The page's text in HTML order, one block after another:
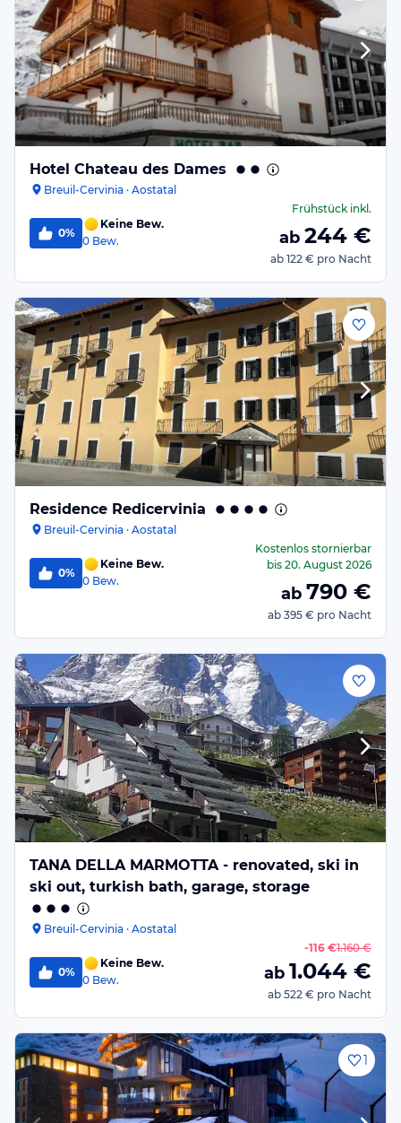
Hotel Chateau des Dames
Breuil-Cervinia · Aostatal
0%
Keine Bew.
0 Bew.
Frühstückinkl.
ab 244 €
ab 122 € pro Nacht
Residence Redicervinia
Breuil-Cervinia · Aostatal
0%
Keine Bew.
0 Bew.
Kostenlos stornierbar
bis 20. August 2026
ab 790 €
ab 395 € pro Nacht
TANA DELLA MARMOTTA - renovated, ski in
ski out, turkish bath, garage, storage
Breuil-Cervinia · Aostatal
0%
Keine Bew.
0 Bew.
-116 €1.160 €
ab 1.044 €
ab 522 € pro Nacht
1